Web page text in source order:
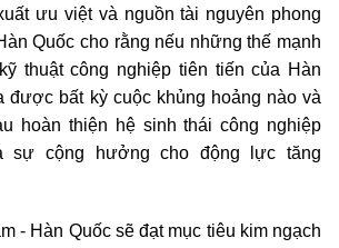
ưu việt và nguồn tài nguyên phong
Quốc cho rằng nếu những thế mạnh
thuật công nghiệp tiên tiến của Hàn
được bất kỳ cuộc khủng hoảng nào và
hoàn thiện hệ sinh thái công nghiệp
sự cộng hưởng cho động lực tăng
- Hàn Quốc sẽ đạt mục tiêu kim ngạch